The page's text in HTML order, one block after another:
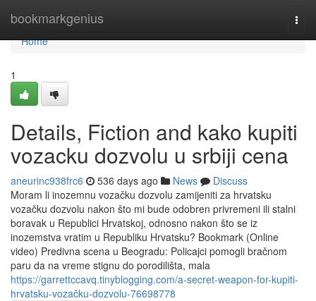
bookmarkgenius
Home
Home
1
Details, Fiction and kako kupiti
vozacku dozvolu u srbiji cena
aneurinc938frc6 536 days ago News
Discuss
Moram li inozemnu vozačku dozvolu zamijeniti za hrvatsku
vozačku dozvolu nakon što mi bude odobren privremeni ili stalni
boravak u Republici Hrvatskoj, odnosno nakon što se iz
inozemstva vratim u Republiku Hrvatsku? Bookmark (Online
video) Predivna scena u Beogradu: Policajci pomogli bračnom
paru da na vreme stignu do porodilišta, mala
https://garrettccavq.tinyblogging.com/a-secret-weapon-for-kupiti-
hrvatsku-vozačku-dozvolu-76698778